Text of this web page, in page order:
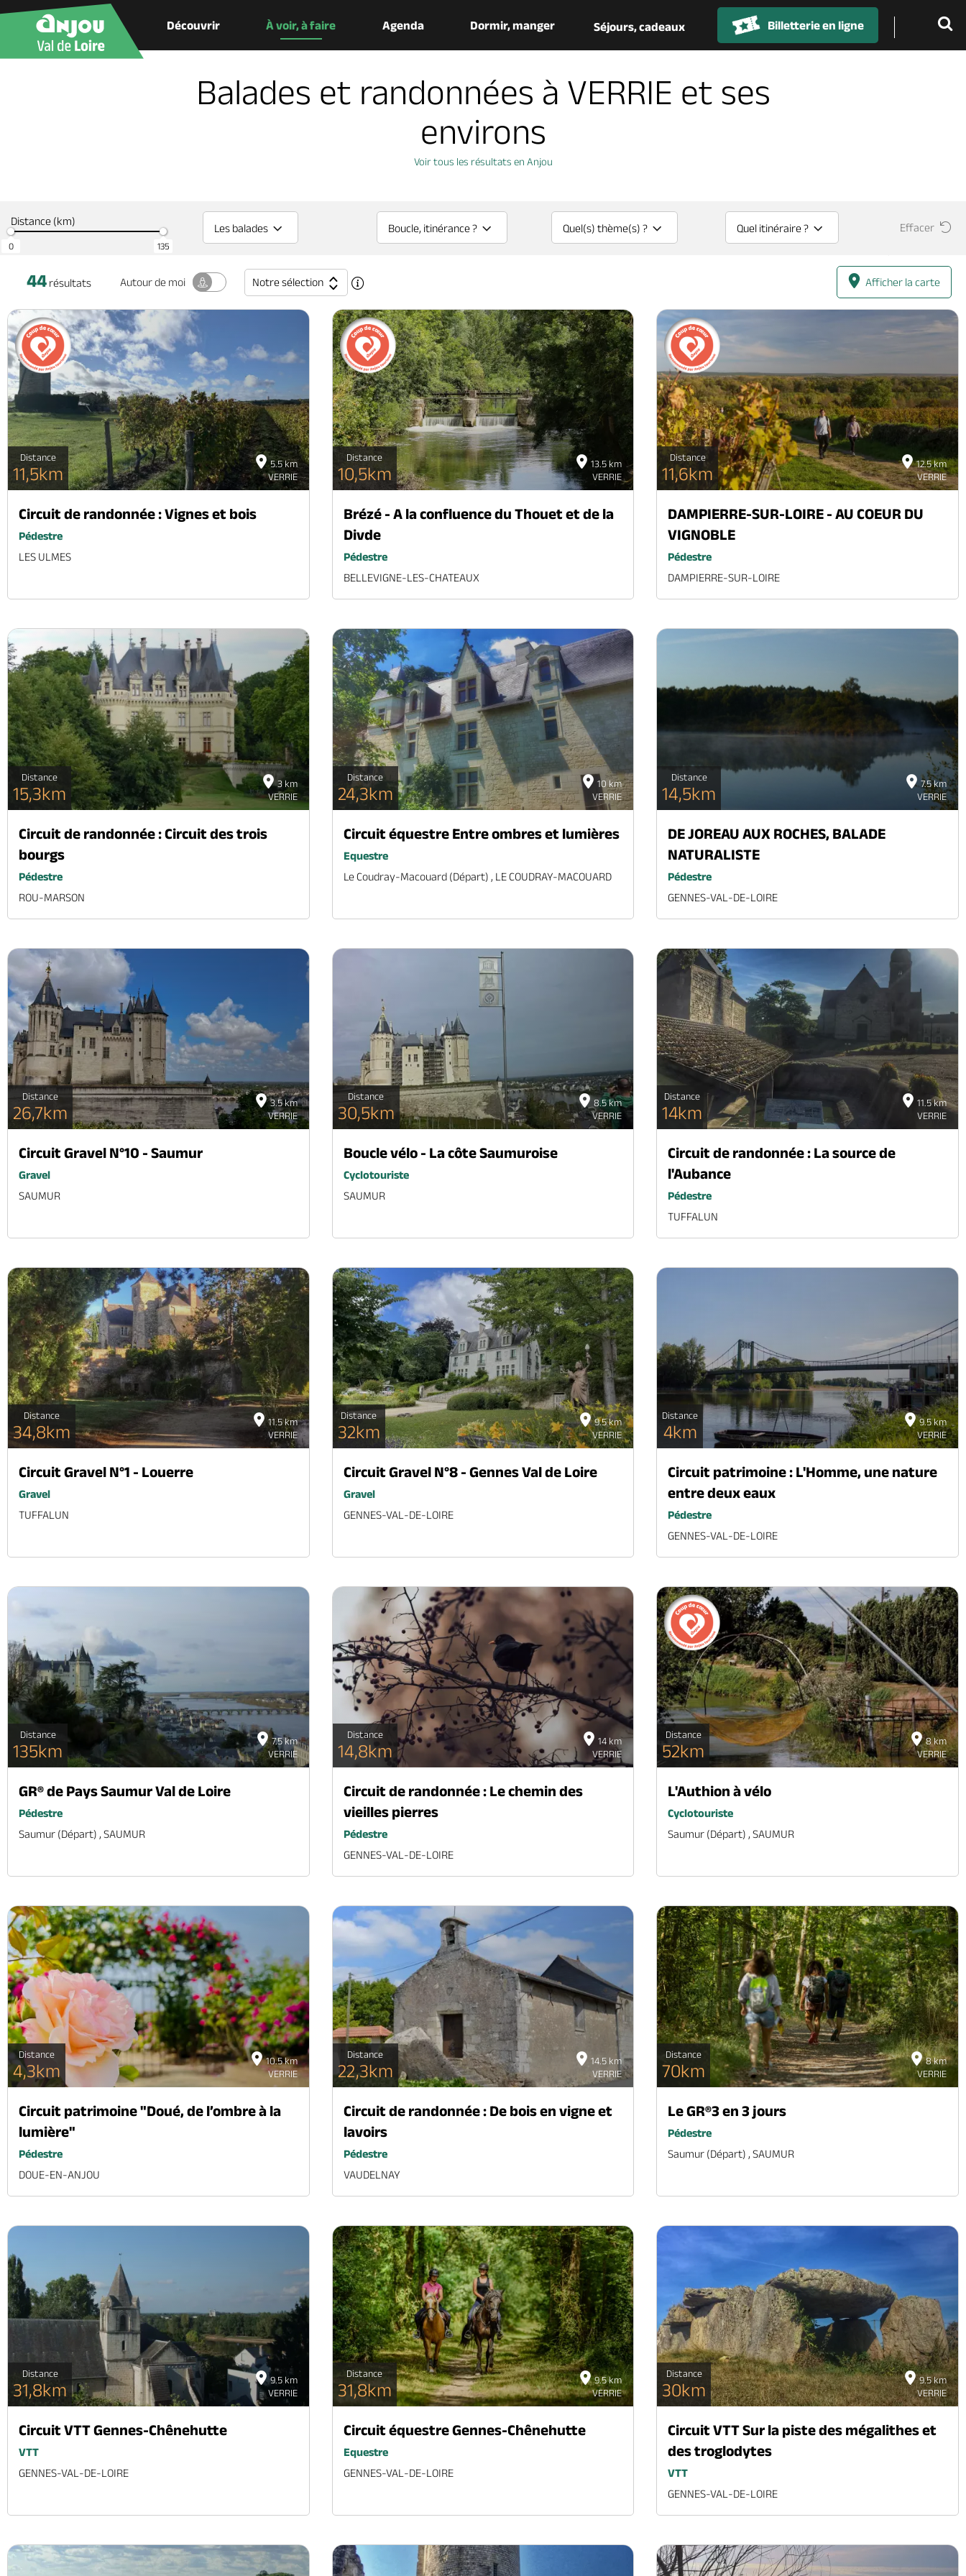
Découvrir À voir, à faire Agenda Dormir, manger Séjours, cadeaux Billetterie en ligne
Balades et randonnées à VERRIE et ses
environs
Voir tous les résultats en Anjou
Distance (km)
0 135
Les balades Boucle, itinérance ? Quel(s) thème(s) ? Quel itinéraire ? Effacer
44 résultats Autourde moi Notre sélection Afficher la carte
5.5 km
VERRIE
Distance
11,5km
Circuit de randonnée : Vignes et bois
Pédestre
LES ULMES
13.5 km
VERRIE
Distance
10,5km
Brézé - A la confluence du Thouet et de la
Divde
Pédestre
BELLEVIGNE-LES-CHATEAUX
12.5 km
VERRIE
Distance
11,6km
DAMPIERRE-SUR-LOIRE - AU COEUR DU
VIGNOBLE
Pédestre
DAMPIERRE-SUR-LOIRE
3 km
VERRIE
Distance
15,3km
Circuit de randonnée : Circuit des trois
bourgs
Pédestre
ROU-MARSON
10 km
VERRIE
Distance
24,3km
Circuit équestre Entre ombres et lumières
Equestre
Le Coudray-Macouard (départ) , LE COUDRAY-MACOUARD
7.5 km
VERRIE
Distance
14,5km
DE JOREAU AUX ROCHES, BALADE
NATURALISTE
Pédestre
GENNES-VAL-DE-LOIRE
3.5 km
VERRIE
Distance
26,7km
Circuit Gravel N°10 - Saumur
Gravel
SAUMUR
8.5 km
VERRIE
Distance
30,5km
Boucle vélo - La côte Saumuroise
Cyclotouriste
SAUMUR
11.5 km
VERRIE
Distance
14km
Circuit de randonnée : La source de
l'Aubance
Pédestre
TUFFALUN
11.5 km
VERRIE
Distance
34,8km
Circuit Gravel N°1 - Louerre
Gravel
TUFFALUN
9.5 km
VERRIE
Distance
32km
Circuit Gravel N°8 - Gennes Val de Loire
Gravel
GENNES-VAL-DE-LOIRE
9.5 km
VERRIE
Distance
4km
Circuit patrimoine : L'Homme, une nature
entre deux eaux
Pédestre
GENNES-VAL-DE-LOIRE
7.5 km
VERRIE
Distance
135km
GR® de Pays Saumur Val de Loire
Pédestre
Saumur (départ) , SAUMUR
14 km
VERRIE
Distance
14,8km
Circuit de randonnée : Le chemin des
vieilles pierres
Pédestre
GENNES-VAL-DE-LOIRE
8 km
VERRIE
Distance
52km
L'Authion à vélo
Cyclotouriste
Saumur (départ) , SAUMUR
10.5 km
VERRIE
Distance
4,3km
Circuit patrimoine "Doué, de l’ombre à la
lumière"
Pédestre
DOUE-EN-ANJOU
14.5 km
VERRIE
Distance
22,3km
Circuit de randonnée : De bois en vigne et
lavoirs
Pédestre
VAUDELNAY
8 km
VERRIE
Distance
70km
Le GR®3 en 3 jours
Pédestre
Saumur (départ) , SAUMUR
9.5 km
VERRIE
Distance
31,8km
Circuit VTT Gennes-Chênehutte
VTT
GENNES-VAL-DE-LOIRE
9.5 km
VERRIE
Distance
31,8km
Circuit équestre Gennes-Chênehutte
Equestre
GENNES-VAL-DE-LOIRE
9.5 km
VERRIE
Distance
30km
Circuit VTT Sur la piste des mégalithes et
des troglodytes
VTT
GENNES-VAL-DE-LOIRE